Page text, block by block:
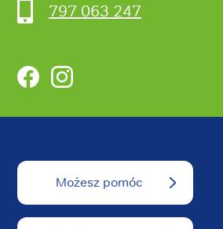
797 063 247
FacebookInstagram
Możesz pomóc